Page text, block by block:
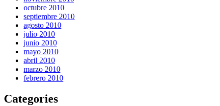
octubre 2010
septiembre 2010
agosto 2010
julio 2010
junio 2010
mayo 2010
abril 2010
marzo 2010
febrero 2010
Categories